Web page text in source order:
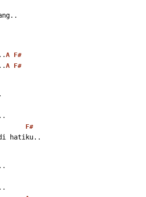
.. A F#
.. A F#
F#
hatiku..